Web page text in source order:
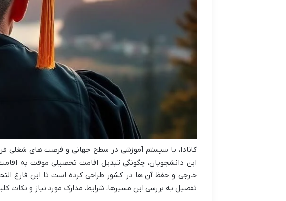
کانادا، با سیستم آموزشی در سطح جهانی و فرصت های شغلی
این دانشجویان، چگونگی تبدیل اقامت تحصیلی موقت به
خارجی و حفظ آن ها در کشور طراحی کرده است تا این فارغ
تفصیل به بررسی این مسیرها، شرایط، مدارک مورد نیاز و نکات